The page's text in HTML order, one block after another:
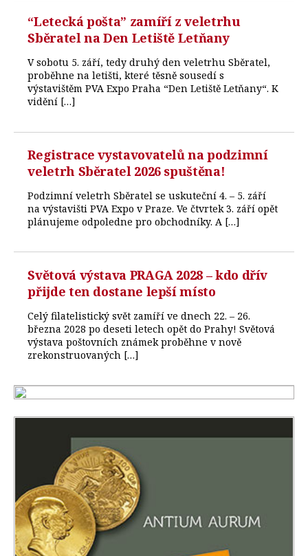
“Letecká pošta” zamíří z veletrhu
Sběratel na Den Letiště Letňany
V sobotu 5. září, tedy druhý den veletrhu Sběratel,
proběhne na letišti, které těsně sousedí s
výstavištěm PVA Expo Praha “Den Letiště Letňany“. K
vidění […]
Registrace vystavovatelů na podzimní
veletrh Sběratel 2026 spuštěna!
Podzimní veletrh Sběratel se uskuteční 4. – 5. září
na výstavišti PVA Expo v Praze. Ve čtvrtek 3. září opět
plánujeme odpoledne pro obchodníky. A […]
Světová výstava PRAGA 2028 – kdo dřív
přijde ten dostane lepší místo
Celý filatelistický svět zamíří ve dnech 22. – 26.
března 2028 po deseti letech opět do Prahy! Světová
výstava poštovních známek proběhne v nově
zrekonstruovaných […]